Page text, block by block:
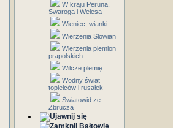
W kraju Peruna,
Swaroga i Welesa
Wieniec, wianki
Wierzenia Słowian
Wierzenia plemion
prapolskich
Wilcze plemię
Wodny świat
topielców i rusałek
Światowid ze
Zbrucza
Bałtowie